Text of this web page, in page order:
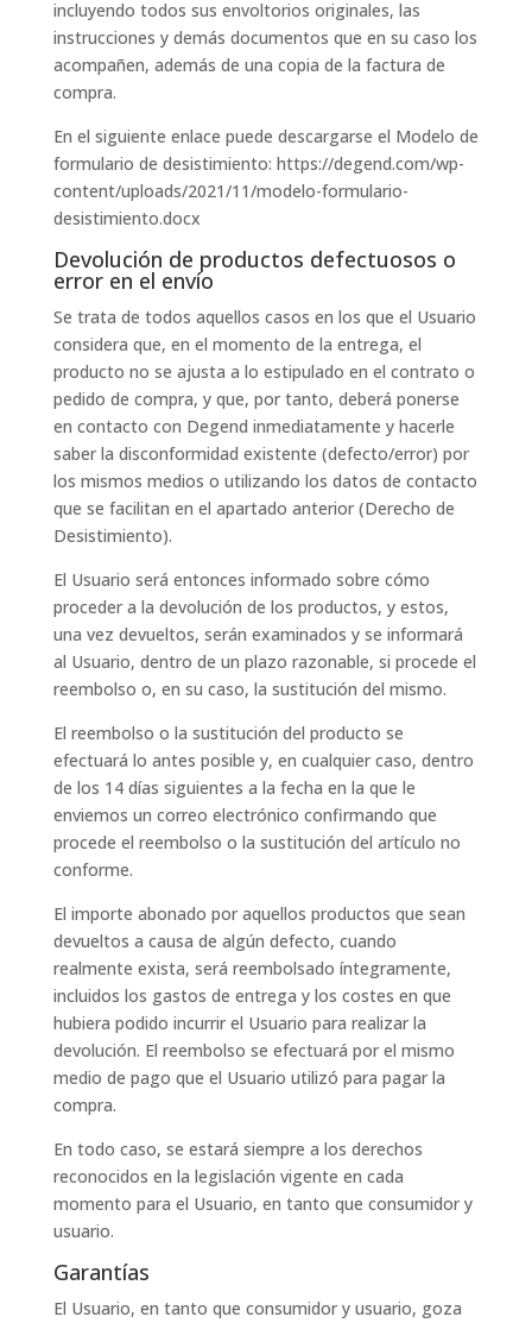
incluyendo todos sus envoltorios originales, las
instrucciones y demás documentos que en su caso los
acompañen, además de una copia de la factura de
compra.
En el siguiente enlace puede descargarse el Modelo de
formulario de desistimiento: https://degend.com/wp-
content/uploads/2021/11/modelo-formulario-
desistimiento.docx
Devolución de productos defectuosos o
error en el envío
Se trata de todos aquellos casos en los que el Usuario
considera que, en el momento de la entrega, el
producto no se ajusta a lo estipulado en el contrato o
pedido de compra, y que, por tanto, deberá ponerse
en contacto con Degend inmediatamente y hacerle
saber la disconformidad existente (defecto/error) por
los mismos medios o utilizando los datos de contacto
que se facilitan en el apartado anterior (Derecho de
Desistimiento).
El Usuario será entonces informado sobre cómo
proceder a la devolución de los productos, y estos,
una vez devueltos, serán examinados y se informará
al Usuario, dentro de un plazo razonable, si procede el
reembolso o, en su caso, la sustitución del mismo.
El reembolso o la sustitución del producto se
efectuará lo antes posible y, en cualquier caso, dentro
de los 14 días siguientes a la fecha en la que le
enviemos un correo electrónico confirmando que
procede el reembolso o la sustitución del artículo no
conforme.
El importe abonado por aquellos productos que sean
devueltos a causa de algún defecto, cuando
realmente exista, será reembolsado íntegramente,
incluidos los gastos de entrega y los costes en que
hubiera podido incurrir el Usuario para realizar la
devolución. El reembolso se efectuará por el mismo
medio de pago que el Usuario utilizó para pagar la
compra.
En todo caso, se estará siempre a los derechos
reconocidos en la legislación vigente en cada
momento para el Usuario, en tanto que consumidor y
usuario.
Garantías
El Usuario, en tanto que consumidor y usuario, goza